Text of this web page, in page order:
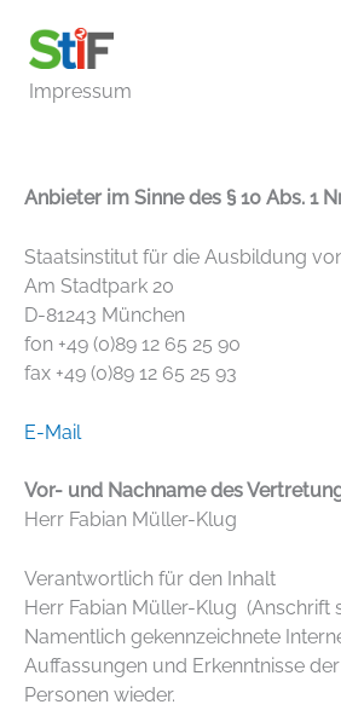
Inhalt
springen
Impressum
Anbieter im Sinne des § 10 Abs. 1
Staatsinstitut für die Ausbildung
Am Stadtpark 20
D-81243 München
fon +49 (0)89 12 65 25 90
fax +49 (0)89 12 65 25 93
E-Mail
Vor- und Nachname des
Herr Fabian Müller-Klug
Verantwortlich für den Inhalt
Herr Fabian Müller-Klug (Anschrift
Namentlich gekennzeichnete
Auffassungen und Erkenntnisse
Personen wieder.